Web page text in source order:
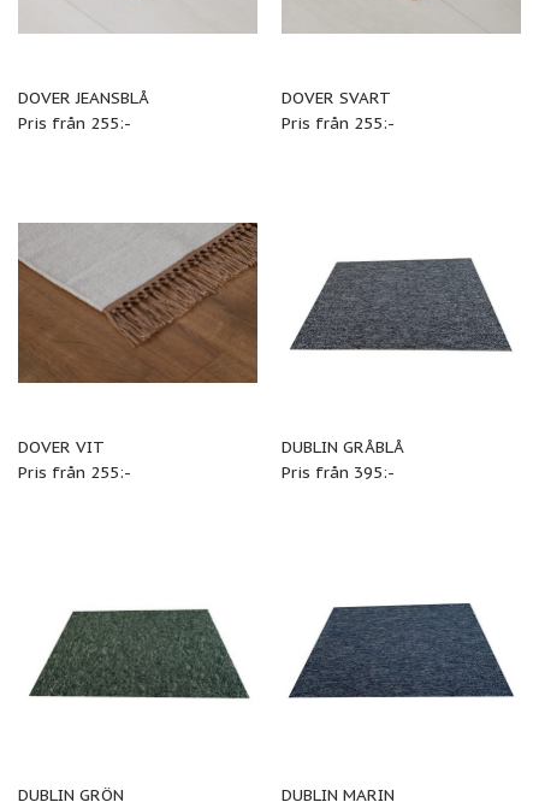
DOVER JEANSBLÅ
Pris från 255:-
DOVER SVART
Pris från 255:-
DOVER VIT
Pris från 255:-
DUBLIN GRÅBLÅ
Pris från 395:-
DUBLIN GRÖN
DUBLIN MARIN